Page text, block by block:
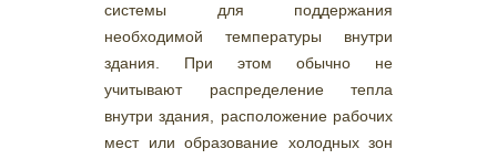
системы для поддержания
необходимой температуры внутри
здания. При этом обычно не
учитывают распределение тепла
внутри здания, расположение рабочих
мест или образование холодных зон